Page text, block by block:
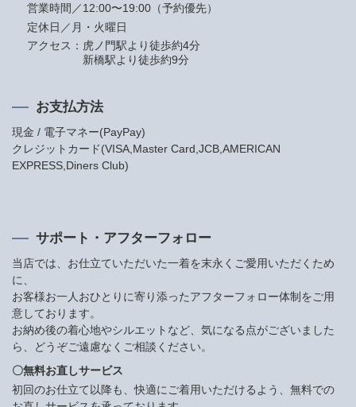
営業時間／12:00〜19:00（予約優先）
定休日／月・火曜日
アクセス： 虎ノ門駅より徒歩約4分
新橋駅より徒歩約9分
お支払方法
現金 / 電子マネー(PayPay)
クレジットカード(VISA,Master Card,JCB,AMERICAN
EXPRESS,Diners Club)
サポート・アフターフォロー
当店では、お仕立ていただいた一着を末永くご愛用いただくため
に、
お客様お一人おひとりに寄り添ったアフターフォロー体制をご用
意しております。
お納め後の着心地やシルエットなど、気になる点がございました
ら、どうぞご遠慮なくご相談ください。
〇無料お直しサービス
初回のお仕立て以降も、快適にご着用いただけるよう、無料での